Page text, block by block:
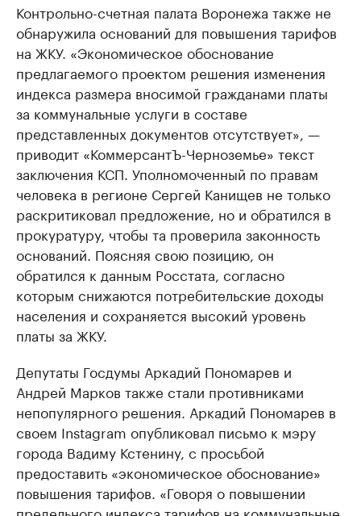
Контрольно-счетная палата Воронежа также не
обнаружила оснований для повышения тарифов
на ЖКУ. «Экономическое обоснование
предлагаемого проектом решения изменения
индекса размера вносимой гражданами платы
за коммунальные услуги в составе
представленных документов отсутствует», —
приводит «КоммерсантЪ-Черноземье» текст
заключения КСП. Уполномоченный по правам
человека в регионе Сергей Канищев не только
раскритиковал предложение, но и обратился в
прокуратуру, чтобы та проверила законность
оснований. Поясняя свою позицию, он
обратился к данным Росстата, согласно
которым снижаются потребительские доходы
населения и сохраняется высокий уровень
платы за ЖКУ.
Депутаты Госдумы Аркадий Пономарев и
Андрей Марков также стали противниками
непопулярного решения. Аркадий Пономарев в
своем Instagram опубликовал письмо к мэру
города Вадиму Кстенину, с просьбой
предоставить «экономическое обоснование»
повышения тарифов. «Говоря о повышении